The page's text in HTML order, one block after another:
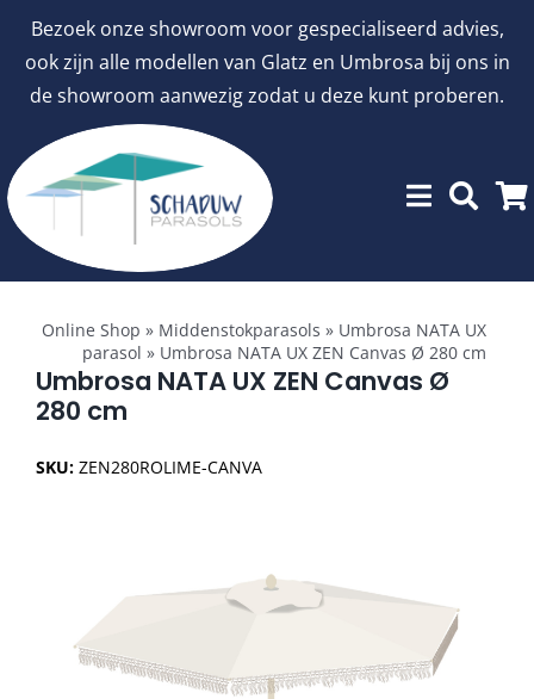
Bezoek onze showroom voor gespecialiseerd advies,
ook zijn alle modellen van Glatz en Umbrosa bij ons in
de showroom aanwezig zodat u deze kunt proberen.
inhoud
Toggle
aanbiedingen
Horeca parasols
Online Shop » Middenstokparasols » Umbrosa NATA UX
parasol » Umbrosa NATA UX ZEN Canvas Ø 280 cm
Umbrosa NATA UX ZEN Canvas Ø
280 cm
SKU: ZEN280ROLIME-CANVA